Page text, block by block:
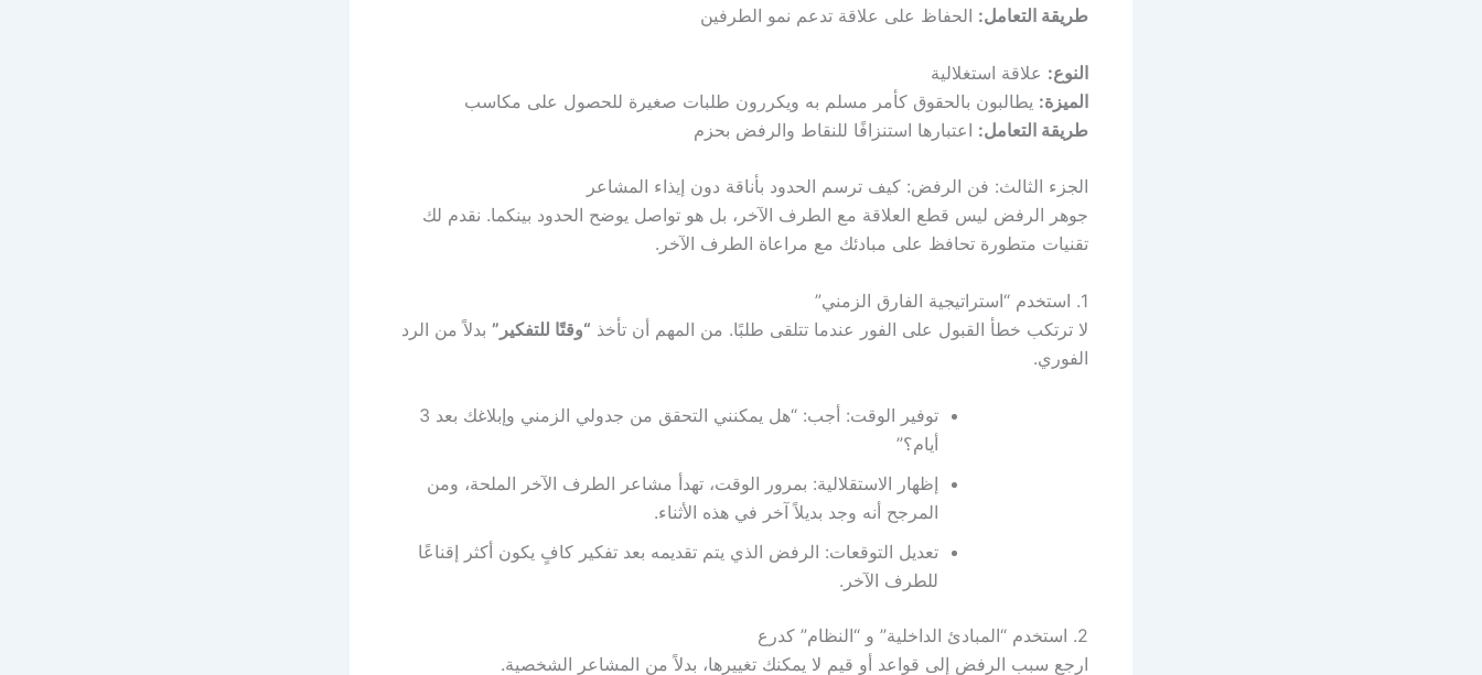
طريقة التعامل: الحفاظ على علاقة تدعم نمو الطرفين
النوع: علاقة استغلالية
الميزة: يطالبون بالحقوق كأمر مسلم به ويكررون طلبات صغيرة للحصول على مكاسب
طريقة التعامل: اعتبارها استنزافًا للنقاط والرفض بحزم
الجزء الثالث: فن الرفض: كيف ترسم الحدود بأناقة دون إيذاء المشاعر
جوهر الرفض ليس قطع العلاقة مع الطرف الآخر، بل هو تواصل يوضح الحدود بينكما. نقدم لك
تقنيات متطورة تحافظ على مبادئك مع مراعاة الطرف الآخر.
1. استخدم “استراتيجية الفارق الزمني”
لا ترتكب خطأ القبول على الفور عندما تتلقى طلبًا. من المهم أن تأخذ “وقتًا للتفكير” بدلاً من الرد
الفوري.
توفير الوقت: أجب: “هل يمكنني التحقق من جدولي الزمني وإبلاغك بعد 3
أيام؟”
إظهار الاستقلالية: بمرور الوقت، تهدأ مشاعر الطرف الآخر الملحة، ومن
المرجح أنه وجد بديلاً آخر في هذه الأثناء.
تعديل التوقعات: الرفض الذي يتم تقديمه بعد تفكير كافٍ يكون أكثر إقناعًا
للطرف الآخر.
2. استخدم “المبادئ الداخلية” و “النظام” كدرع
ارجع سبب الرفض إلى قواعد أو قيم لا يمكنك تغييرها، بدلاً من المشاعر الشخصية.